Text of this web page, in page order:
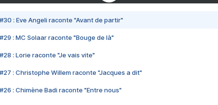
#30 : Eve Angeli raconte "Avant de partir"
#29 : MC Solaar raconte "Bouge de là"
#28 : Lorie raconte "Je vais vite"
#27 : Christophe Willem raconte "Jacques a dit"
#26 : Chimène Badi raconte "Entre nous"